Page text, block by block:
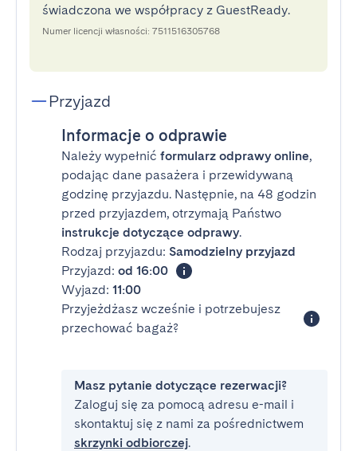
świadczona we współpracy z GuestReady.
Numer licencji własności: 7511516305768
Przyjazd
Informacje o odprawie
Należy wypełnić formularz odprawy online,
podając dane pasażera i przewidywaną
godzinę przyjazdu. Następnie, na 48 godzin
przed przyjazdem, otrzymają Państwo
instrukcje dotyczące odprawy.
Rodzaj przyjazdu: Samodzielny przyjazd
Przyjazd: od 16:00
Wyjazd: 11:00
Przyjeżdżasz wcześnie i potrzebujesz
przechować bagaż?
Masz pytanie dotyczące rezerwacji?
Zaloguj się za pomocą adresu e-mail i
skontaktuj się z nami za pośrednictwem
skrzynki odbiorczej.